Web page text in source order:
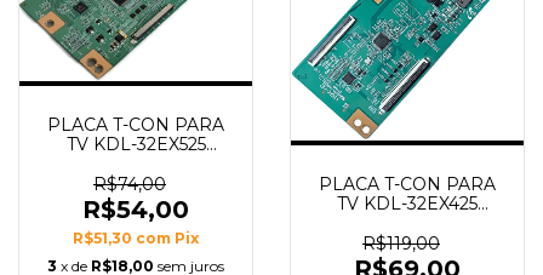
PLACA T-CON PARA
TV KDL-32EX525
ESL_C2LV0.5
R$74,00
R$54,00
R$51,30 com Pix
3 x de R$18,00 sem juros
PLACA T-CON PARA
TV KDL-32EX425
V315B5-CE2
R$119,00